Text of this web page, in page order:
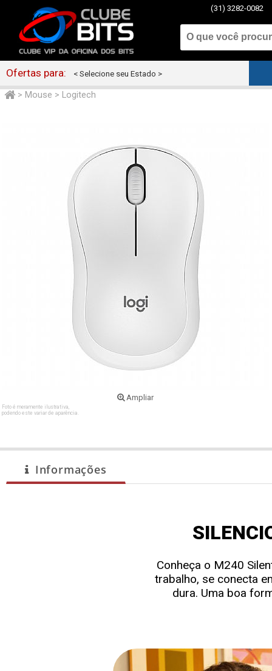
(31) 3282-0082
Ofertas para: < Selecione seu Estado >
> Mouse > Logitech
Ampliar
Foto é meramente ilustrativa,
podendo este variar de aparência.
Informações
Conheça o M240
trabalho, se conecta
dura. Uma boa